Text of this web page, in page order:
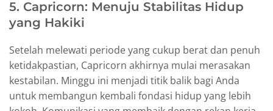
5. Capricorn: Menuju Stabilitas Hidup
yang Hakiki
Setelah melewati periode yang cukup berat dan penuh
ketidakpastian, Capricorn akhirnya mulai merasakan
kestabilan. Minggu ini menjadi titik balik bagi Anda
untuk membangun kembali fondasi hidup yang lebih